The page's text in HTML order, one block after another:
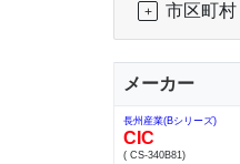
市区町村
メーカー
長州産業(Bシリーズ)
CIC
( CS-340B81)